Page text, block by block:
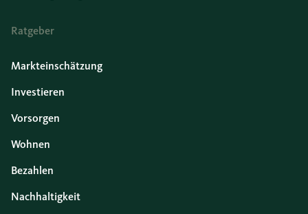
Ratgeber
Markteinschätzung
Investieren
Vorsorgen
Wohnen
Bezahlen
Nachhaltigkeit